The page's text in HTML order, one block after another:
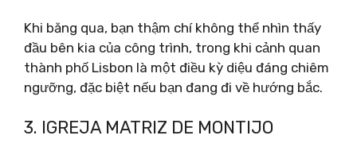
Khi băng qua, bạn thậm chí không thể nhìn thấy
đầu bên kia của công trình, trong khi cảnh quan
thành phố Lisbon là một điều kỳ diệu đáng chiêm
ngưỡng, đặc biệt nếu bạn đang đi về hướng bắc.
3. IGREJA MATRIZ DE MONTIJO